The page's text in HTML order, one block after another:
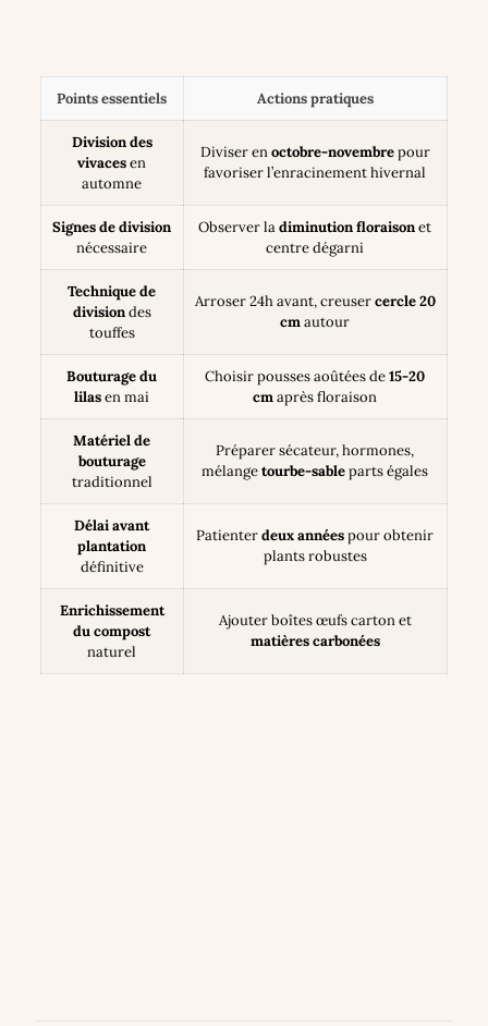
Points essentiels Actions pratiques
Division des
vivacesen
automne
Diviser enoctobre-novembrepour
favoriser l’enracinement hivernal
Signes de division
nécessaire
Observer ladiminution floraisonet
centre dégarni
Technique de
divisiondes
touffes
Arroser 24h avant, creusercercle 20
cmautour
Bouturage du
lilasen mai
Choisir pousses aoûtées de15-20
cmaprès floraison
Matériel de
bouturage
traditionnel
Préparer sécateur, hormones,
mélangetourbe-sableparts égales
Délai avant
plantation
définitive
Patienterdeux annéespour obtenir
plants robustes
Enrichissement
du compost
naturel
Ajouter boîtes œufs carton et
matières carbonées